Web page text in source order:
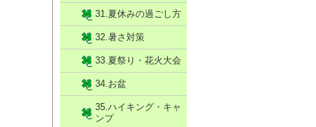
31.夏休みの過ごし方
32.暑さ対策
33.夏祭り・花火大会
34.お盆
35.ハイキング・キャ
ンプ